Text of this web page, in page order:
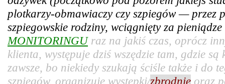
plotkarzy-obmawiaczy czy szpiegów — przez
szpiegowskie rodziny, wciągnięty za
MONITORINGUraz na jakiś czas, oprócz
klienta, występuje dziś wszędzie tam, gdzie
zawsze, bo niekiedy szukają ściśle także i do
szpiegów, organizuje występki/zbrodnie oraz